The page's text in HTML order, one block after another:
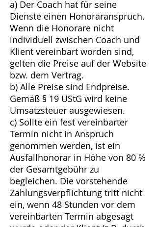
a) Der Coach hat für seine
Dienste einen Honoraranspruch.
Wenn die Honorare nicht
individuell zwischen Coach und
Klient vereinbart worden sind,
gelten die Preise auf der Website
bzw. dem Vertrag.
b) Alle Preise sind Endpreise.
Gemäß § 19 UStG wird keine
Umsatzsteuer ausgewiesen.
c) Sollte ein fest vereinbarter
Termin nicht in Anspruch
genommen werden, ist ein
Ausfallhonorar in Höhe von 80 %
der Gesamtgebühr zu
begleichen. Die vorstehende
Zahlungsverpflichtung tritt nicht
ein, wenn 48 Stunden vor dem
vereinbarten Termin abgesagt